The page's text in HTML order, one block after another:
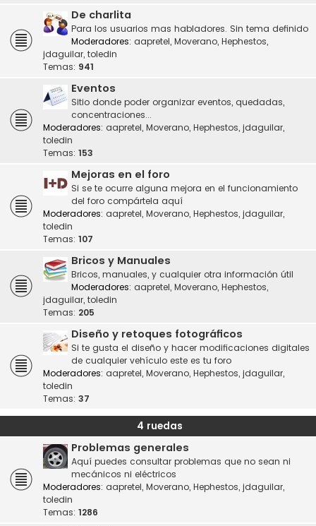
De charlita
Para los usuarios mas habladores. Sin tema definido
Moderadores: aapretel, Moverano, Hephestos,
jdaguilar, toledin
Temas: 941
Eventos
Sitio donde poder organizar eventos, quedadas,
concentraciones...
Moderadores: aapretel, Moverano, Hephestos, jdaguilar,
toledin
Temas: 153
Mejoras en el foro
Si se te ocurre alguna mejora en el funcionamiento
del foro compártela aquí
Moderadores: aapretel, Moverano, Hephestos, jdaguilar,
toledin
Temas: 107
Bricos y Manuales
Bricos, manuales, y cualquier otra información útil
Moderadores: aapretel, Moverano, Hephestos,
jdaguilar, toledin
Temas: 205
Diseño y retoques fotográficos
Si te gusta el diseño y hacer modificaciones digitales
de cualquier vehículo este es tu foro
Moderadores: aapretel, Moverano, Hephestos, jdaguilar,
toledin
Temas: 37
4 ruedas
Problemas generales
Aquí puedes consultar problemas que no sean ni
mecánicos ni eléctricos
Moderadores: aapretel, Moverano, Hephestos, jdaguilar,
toledin
Temas: 1286